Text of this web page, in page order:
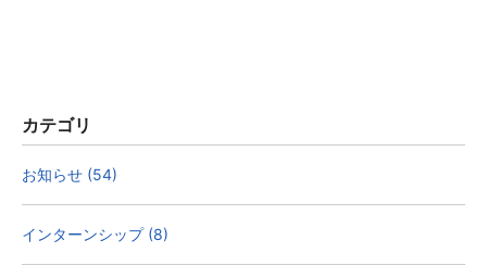
カテゴリ
お知らせ (54)
インターンシップ (8)